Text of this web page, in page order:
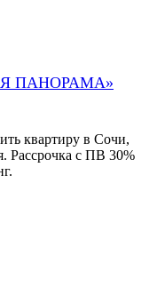
ПАНОРАМА»
квартиру в Сочи,
Рассрочка с ПВ 30%